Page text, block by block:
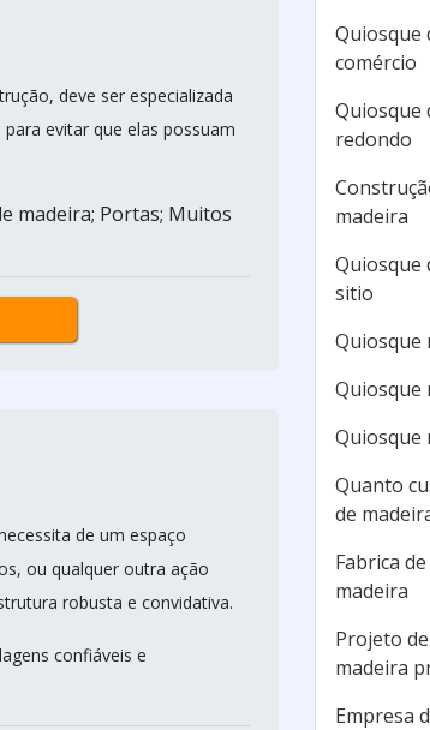
deve ser especializada
evitar que elas possuam
madeira; Portas; Muitos
de um espaço
ou qualquer outra ação
robusta e convidativa.
confiáveis e
Quiosque
comércio
Quiosque
redondo
madeira
Quiosque
sitio
Quiosque
Quiosque
Quiosque
Quanto
de
Fabrica
madeira
Projeto
madeira
Empresa